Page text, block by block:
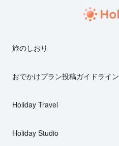
旅のしおり
おでかけプラン投稿ガイドライン
Holiday Travel
Holiday Studio